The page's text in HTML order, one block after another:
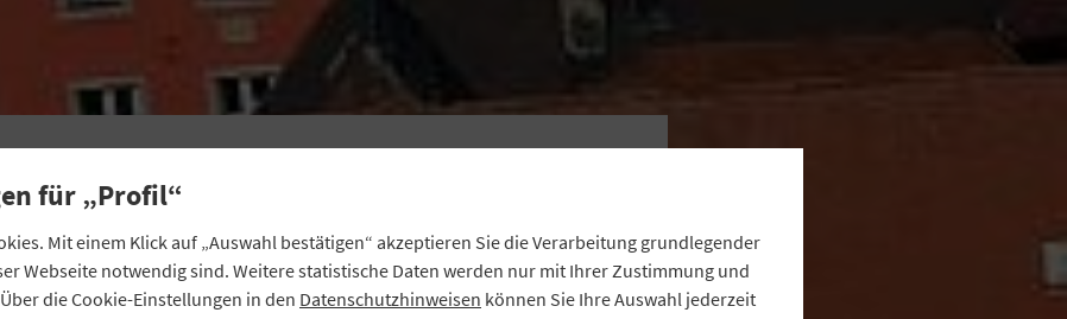
Atmosphäre für
und Mitarbeiter
für „Profil“
Mit einem Klick auf „Auswahl bestätigen“ akzeptieren Sie die Verarbeitung grundlegender
Webseite notwendig sind. Weitere statistische Daten werden nur mit Ihrer Zustimmung und
die Cookie-Einstellungen in den Datenschutzhinweisen können Sie Ihre Auswahl jederzeit